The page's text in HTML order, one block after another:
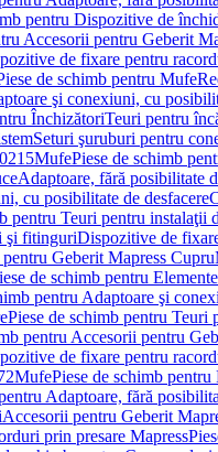
pentru Dispozitive de
Accesorii pentru Geberit
de fixare pentru
de schimb pentru Mufe
şi conexiuni, cu
ÎnchizătoriTeuri pentru
Seturi şuruburi pentru
MufePiese de schimb
Adaptoare, fără posibilitate
cu posibilitate de desfacere
pentru Teuri pentru instalaţii
şi fitinguriDispozitive de
Geberit Mapress Cupru
de schimb pentru
pentru Adaptoare şi
Piese de schimb pentru Teuri
pentru Accesorii pentru
de fixare pentru
MufePiese de schimb pentru
Adaptoare, fără
Accesorii pentru Geberit
prin presare Mapress